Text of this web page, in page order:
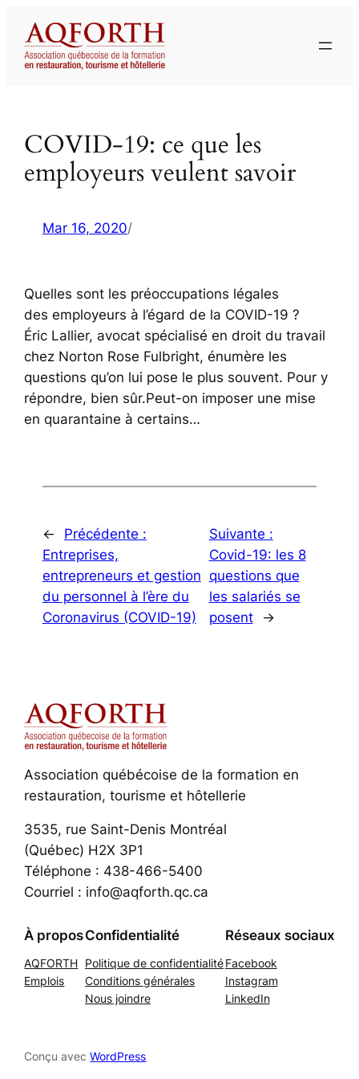
contenu
COVID-19: ce que les
employeurs veulent savoir
Mar 16, 2020/
Quelles sont les préoccupations légales
des employeurs à l’égard de la COVID-19 ?
Éric Lallier, avocat spécialisé en droit du travail
chez Norton Rose Fulbright, énumère les
questions qu’on lui pose le plus souvent. Pour y
répondre, bien sûr.Peut-on imposer une mise
en quarantaine à certains…
←
Précédente :
Entreprises,
entrepreneurs et gestion
du personnel à l’ère du
Coronavirus (COVID-19)
Suivante :
Covid-19: les 8
questions que
les salariés se
posent
→
Association québécoise de la formation en
restauration, tourisme et hôtellerie
3535, rue Saint-Denis Montréal
(Québec) H2X 3P1
Téléphone : 438-466-5400
Courriel : info@aqforth.qc.ca
À propos
AQFORTH
Emplois
Confidentialité
Politique de confidentialité
Conditions générales
Nous joindre
Réseaux sociaux
Facebook
Instagram
LinkedIn
Conçu avecWordPress